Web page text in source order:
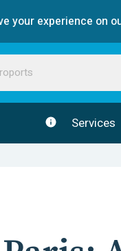
your experience on
Services